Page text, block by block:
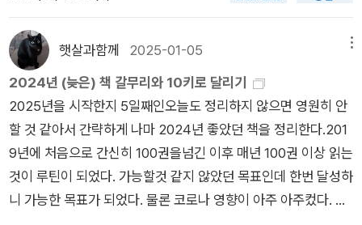
이런 이유들 때문에 우리는 본인의 미래도 이웃의 미래도 알 수가
없다. 또 같은 이유로 과거의 일에 대해 “만약에”라고 아무도 말
할 수 없는 것이다. 하지만 이것만은 분명히 말할 수 있다. 내가
아우슈비츠의 시간을 경험하지 않았더라면 절대 글을 쓰는 일을
없었을 것이다. (305, 겨우 두 권 읽었지만, 프리모 레비가 죽음
의 수용소에서 살아돌아 온 건 자신이 겪은 일을 사람들에게 이야
기해주고 싶은 마음이 정말 강했던 덕도 있지 않을까 짐작했다.
나도 내 속엔 이야기가 너무 많아...하던 시절이 있었던 것 같은데
유럽사회에서는 인간은 모두 평등하다는 생각이 보편화 되고 있
었다.과거 유럽사회에서 평등하다는 생각은 단순히 외관상 보이
는 인종의 범위 이전에 지배층과 피지배층(프롤레타리아)의 계급
사이에서도 적용되었다. 달리 말하면, 왕후 장상의 피가 따로 있
는 것이 아니라 누구나 다 똑같은 피를 가지고 있다는 생각이 널
리 퍼지게 된 것이다. 그와 관련된 과학적 증거들과 부르주아 계
급을 중심으로 한 사상적 기반이 사회 저변에 등장하게 되면서 프
랑스 대혁명 등의 결과를 이끌어 내었다. 평등을 위한 민주주의가
사람들의 인식을 바꾸어갈 무렵, 1863년 미국에서는 노예 해방
을까?
해 전쟁 막바지에 세워진 수용소들보다는 시설이 나은 편이라고
했지만 인류 최악의 집단범죄의 현장이라는 아우슈비츠의 오명
을 떼어낼 수는 없었다. 한 막사에는 아우슈비츠 생존자들의 책들
이 책장에 진열돼 있었는데 프리모 레비나 장 아메리, 엘리 위젤,
임레 케르테스, 타데우셔 보로프스키 등 눈에 익은 이름도 있었지
만 낯선 이름들도 많았다. 홀로코스트 문학 내지 아우슈비츠 문학
에 대해선 몇차례 강의하기도 했지만 좀더 체계적으로 정리해봐
야겠다는 생각도 들었다. 오래전에 베를린에서 홀로코스트 메모
수’하는 고통을 바라보는 것은 맘을 너무 힘들게 했고 낯선 흙바
닥과 풀숲에서의 도망침은 바잡게 하였다.집중해서 읽다 보니 가
름 끈이 나오는 것이다. 붉은색 가름끈.때마침 ‘다나’가 채찍질을
당하는 장면을 읽고 있었던 터라 그 붉은색 가름 끈이 새하얀 종
이 등을 타고 흘러내려 오는 붉은 피 같았다. 마음이 산란해져 급
히 그 가름 끈을 ‘훽’ 하고 안 보이게 뒤로 젖혀버렸다.기름과 피
를 바른 잔혹한 채찍을 강파른 몸에 휘두른 장본인 ‘루퍼스’의 아
버지 ‘톰 와일린’을 치워버리듯이. 그녀로부터. 그의 채찍으로부
햇살과함께 2025-01-05
2024년 (늦은) 책 갈무리와 10키로 달리기
2025년을 시작한지 5일째인오늘도 정리하지 않으면 영원히 안
할 것 같아서 간략하게 나마 2024년 좋았던 책을 정리한다.201
9년에 처음으로 간신히 100권을넘긴 이후 매년 100권 이상 읽는
것이 루틴이 되었다. 가능할것 같지 않았던 목표인데 한번 달성하
니 가능한 목표가 되었다. 물론 코로나 영향이 아주 아주컸다. 나